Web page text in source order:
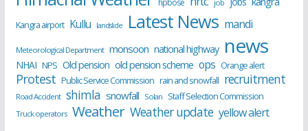
hpbose job
Kangra airport Kullu landslide Latest News mandi
Meteorological Department monsoon national highway news
NHAI NPS Old pension old pension scheme ops Orange alert
Protest Public Service Commission rain and snowfall recruitment
Road Accident shimla snowfall Solan Staff Selection Commission
Truck operators Weather Weather update yellow alert